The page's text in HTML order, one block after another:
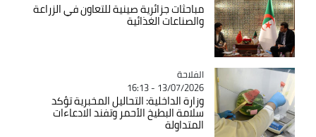
مباحثات جزائرية صينية للتعاون في الزراعة
والصناعات الغذائية
Catégorie
الفلاحة
13/07/2026 - 16:13
وزارة الداخلية: التحاليل المخبرية تؤكد
سلامة البطيخ الأحمر وتفند الادعاءات
المتداولة